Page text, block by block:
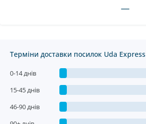
—
Терміни доставки посилок Uda Express
0-14 днів
15-45 днів
46-90 днів